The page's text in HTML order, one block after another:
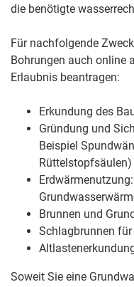
die benötigte
Für nachfolgende
Bohrungen auch online
Erlaubnis beantragen:
Erkundung des
Gründung und
Beispiel
Rüttelstopfsäulen)
Brunnen und
Schlagbrunnen
Soweit Sie eine